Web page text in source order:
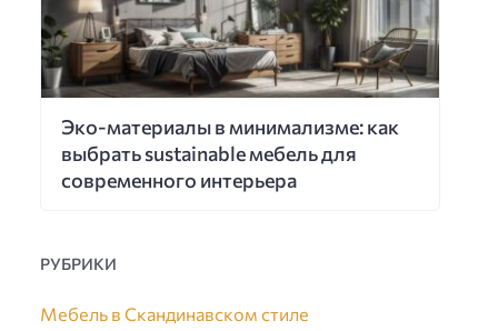
Эко-материалы в минимализме: как
выбрать sustainable мебель для
современного интерьера
РУБРИКИ
Мебель в Скандинавском стиле